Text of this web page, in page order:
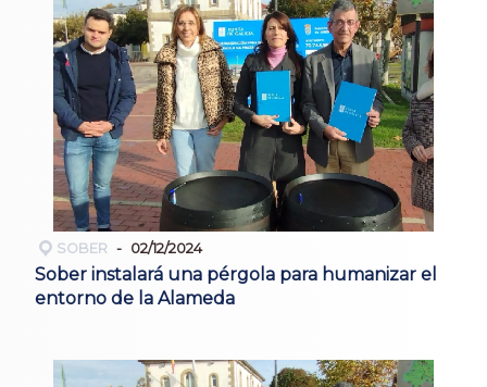
SOBER 02/12/2024
Sober instalará una pérgola para humanizar el
entorno de la Alameda